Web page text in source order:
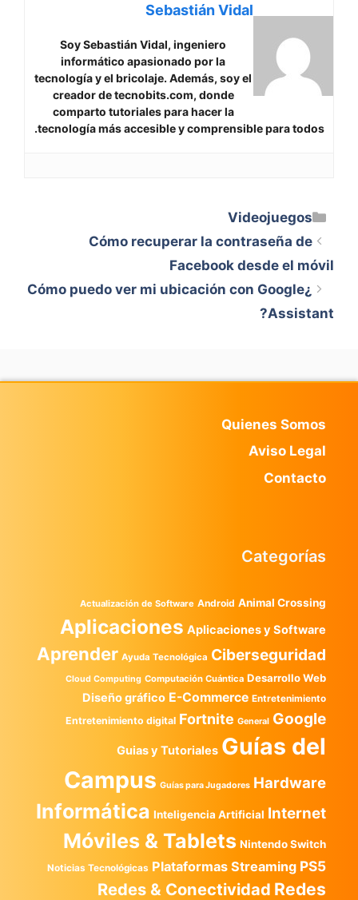
Sebastián Vidal
Soy Sebastián Vidal, ingeniero
informático apasionado por la
tecnología y el bricolaje. Además, soy el
creador de tecnobits.com, donde
comparto tutoriales para hacer la
tecnología más accesible y comprensible para todos.
Categorías
Videojuegos
Cómo recuperar la contraseña de
Facebook desde el móvil
¿Cómo puedo ver mi ubicación con Google
Assistant?
Quienes Somos
Aviso Legal
Contacto
Categorías
Actualización de Software Android Animal Crossing
Aplicaciones Aplicaciones y Software
Aprender Ayuda Tecnológica Ciberseguridad
Cloud Computing Computación Cuántica Desarrollo Web
Diseño gráfico E-Commerce Entretenimiento
Entretenimiento digital Fortnite General Google
Guias y Tutoriales Guías del
Campus Guías para Jugadores Hardware
Informática Inteligencia Artificial Internet
Móviles & Tablets Nintendo Switch
Noticias Tecnológicas Plataformas Streaming PS5
Redes & Conectividad Redes